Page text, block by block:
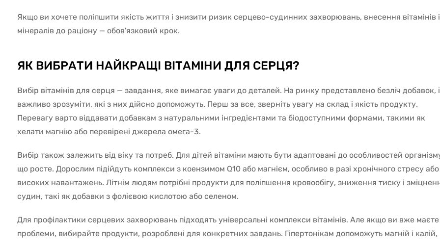
Якщо ви хочете поліпшити якість життя і знизити ризик серцево-судинних захворювань, внесення вітамінів і
мінералів до раціону — обов'язковий крок.
ЯК ВИБРАТИ НАЙКРАЩІ ВІТАМІНИ ДЛЯ СЕРЦЯ?
Вибір вітамінів для серця — завдання, яке вимагає уваги до деталей. На ринку представлено безліч добавок, і
важливо зрозуміти, які з них дійсно допоможуть. Перш за все, зверніть увагу на склад і якість продукту.
Перевагу варто віддавати добавкам з натуральними інгредієнтами та біодоступними формами, такими як
хелати магнію або перевірені джерела омега-3.
Вибір також залежить від віку та потреб. Для дітей вітаміни мають бути адаптовані до особливостей
що росте. Дорослим підійдуть комплекси з коензимом Q10 або магнієм, особливо в разі хронічного стресу або
високих навантажень. Літнім людям потрібні продукти для поліпшення кровообігу, зниження тиску і
судин, такі як добавки з фолієвою кислотою або селеном.
Для профілактики серцевих захворювань підходять універсальні комплекси вітамінів. Але якщо ви вже маєте
проблеми, вибирайте продукти, розроблені для конкретних завдань. Гіпертонікам допоможуть магній і калій,